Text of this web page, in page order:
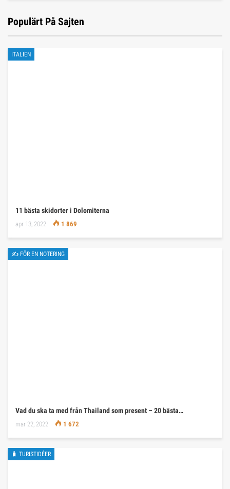
Populärt På Sajten
ITALIEN
11 bästa skidorter i Dolomiterna
apr 13, 2022 1 869
✍ FÖR EN NOTERING
Vad du ska ta med från Thailand som present – 20 bästa…
mar 22, 2022 1 672
🧳 TURISTIDÉER